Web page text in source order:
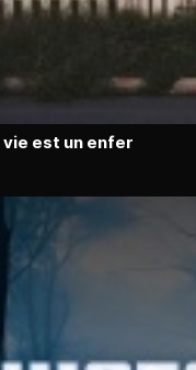
vie est un enfer